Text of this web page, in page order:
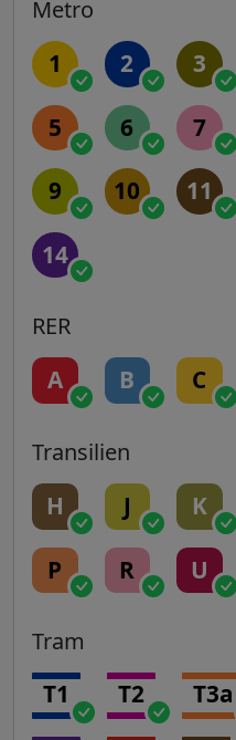
Metro
1 2 3
5 6 7
9 10 11
14
RER
A B C
Transilien
H J K
P R U
Tram
T1 T2 T3a